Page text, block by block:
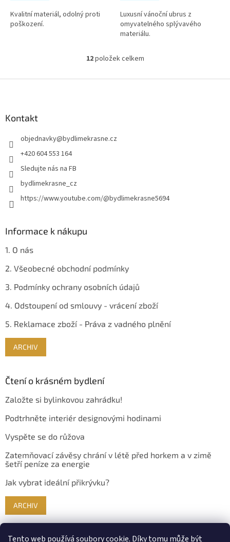
Tento web používá soubory cookie. Díky tomu může být
Kvalitní materiál, odolný proti
poškození.
Luxusní vánoční ubrus z
omyvatelného splývavého
materiálu.
O
l
p
ý
12položek celkem
Kontakt
objednavky@bydlimekrasne.cz
+420 604 553 164
Sledujte nás na FB
bydlimekrasne_cz
https://www.youtube.com/@bydlimekrasne5694
Informace k nákupu
1. O nás
2. Všeobecné obchodní podmínky
3. Podmínky ochrany osobních údajů
4. Odstoupení od smlouvy - vrácení zboží
5. Reklamace zboží - Práva z vadného plnění
ARCHIV
Čtení o krásném bydlení
Založte si bylinkovou zahrádku!
Podtrhněte interiér designovými hodinami
Vyspěte se do růžova
Zatemňovací závěsy chrání v létě před horkem a v zimě
šetří peníze za energie
Jak vybrat ideální přikrývku?
ARCHIV